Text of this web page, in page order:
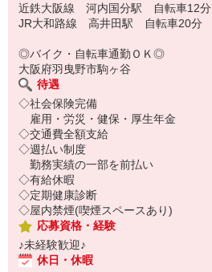
近鉄大阪線 河内国分駅 自転車12分
JR大和路線 高井田駅 自転車20分
◎バイク・自転車通勤ＯＫ◎
大阪府羽曳野市駒ヶ谷
待遇
◇社会保険完備
雇用・労災・健保・厚生年金
◇交通費全額支給
◇週払い制度
勤務実績の一部を前払い
◇有給休暇
◇定期健康診断
◇屋内禁煙(喫煙スペースあり)
応募資格・経験
♪未経験歓迎♪
休日・休暇